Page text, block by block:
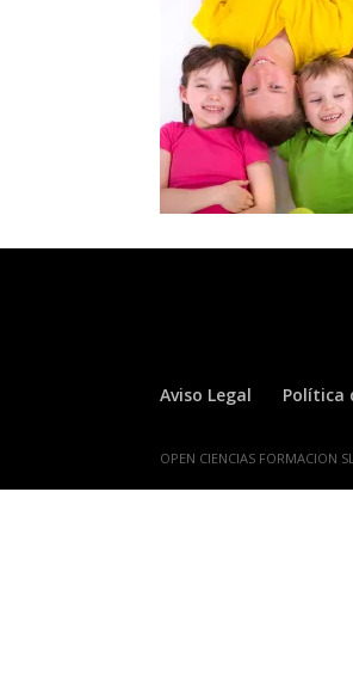
Aviso Legal Política
OPEN CIENCIAS FORMACION